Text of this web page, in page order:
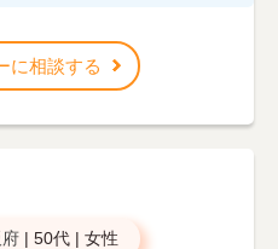
に相談する
| 50代 | 女性